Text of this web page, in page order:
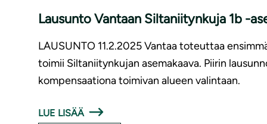
Lausunto Vantaan Siltaniitynkuja 1b -
LAUSUNTO 11.2.2025 Vantaa toteuttaa
toimii Siltaniitynkujan asemakaava. Piirin
kompensaationa toimivan alueen valintaan.
LUE LISÄÄ